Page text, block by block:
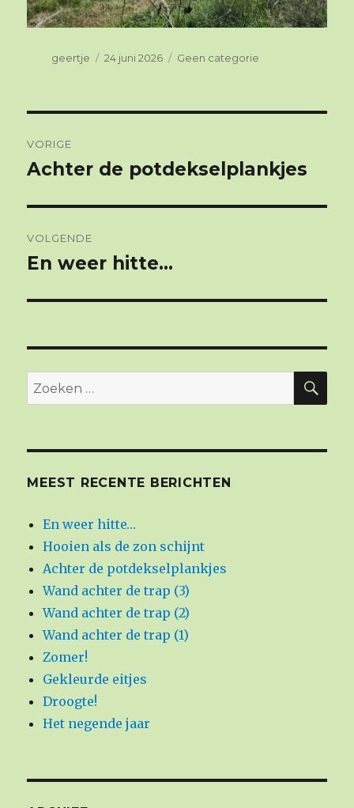
Auteur
geertje
Geplaatst
24 juni 2026 Categorieën
Geen categorie
VORIGE
Vorig
Achter de potdekselplankjes
VOLGENDE
Volgend
En weer hitte…
Zoeken
naar:
MEEST RECENTE BERICHTEN
En weer hitte…
Hooien als de zon schijnt
Achter de potdekselplankjes
Wand achter de trap (3)
Wand achter de trap (2)
Wand achter de trap (1)
Zomer!
Gekleurde eitjes
Droogte!
Het negende jaar